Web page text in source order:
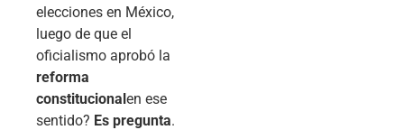
elecciones en México,
luego de que el
oficialismo aprobó la
reforma
constitucionalen ese
sentido? Es pregunta.